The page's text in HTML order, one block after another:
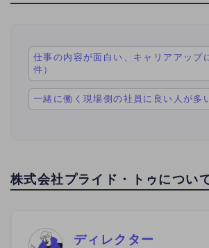
仕事の内容が面白い、キャリアアップ
件）
一緒に働く現場側の社員に良い人が多
株式会社プライド・トゥについ
ディレクター